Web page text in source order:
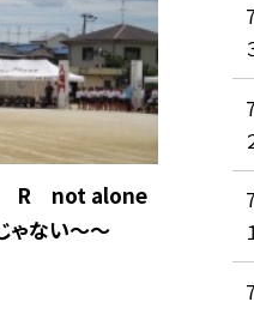
R not alone
ゃない～～